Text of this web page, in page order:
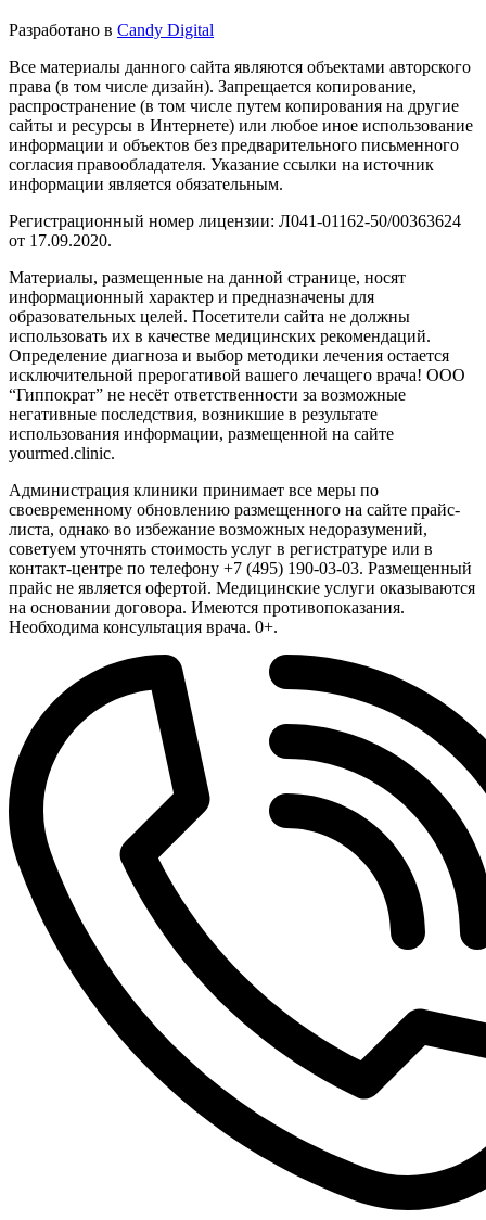
Разработано в Candy Digital
Все материалы данного сайта являются объектами авторского
права (в том числе дизайн). Запрещается копирование,
распространение (в том числе путем копирования на другие
сайты и ресурсы в Интернете) или любое иное использование
информации и объектов без предварительного письменного
согласия правообладателя. Указание ссылки на источник
информации является обязательным.
Регистрационный номер лицензии: Л041-01162-50/00363624
от 17.09.2020.
Материалы, размещенные на данной странице, носят
информационный характер и предназначены для
образовательных целей. Посетители сайта не должны
использовать их в качестве медицинских рекомендаций.
Определение диагноза и выбор методики лечения остается
исключительной прерогативой вашего лечащего врача! ООО
“Гиппократ” не несёт ответственности за возможные
негативные последствия, возникшие в результате
использования информации, размещенной на сайте
yourmed.clinic.
Администрация клиники принимает все меры по
своевременному обновлению размещенного на сайте прайс-
листа, однако во избежание возможных недоразумений,
советуем уточнять стоимость услуг в регистратуре или в
контакт-центре по телефону +7 (495) 190-03-03. Размещенный
прайс не является офертой. Медицинские услуги оказываются
на основании договора. Имеются противопоказания.
Необходима консультация врача. 0+.